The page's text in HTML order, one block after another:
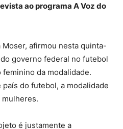
ao programa A Voz do
afirmou nesta quinta-
governo federal no futebol
da modalidade.
do futebol, a modalidade
é justamente a